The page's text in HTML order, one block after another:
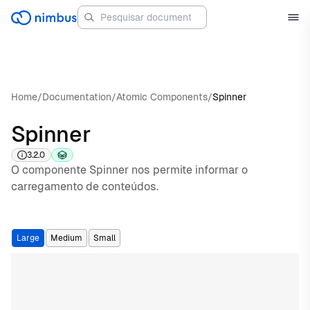
Home/Documentation/Atomic Components/Spinner
Spinner
3.2.0
O componente Spinner nos permite informar o
carregamento de conteúdos.
Large Medium Small